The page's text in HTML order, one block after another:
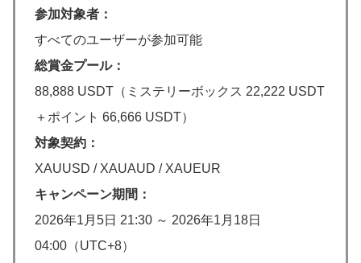
参加対象者：
すべてのユーザーが参加可能
総賞金プール：
88,888 USDT（ミステリーボックス 22,222 USDT
＋ポイント 66,666 USDT）
対象契約：
XAUUSD / XAUAUD / XAUEUR
キャンペーン期間：
2026年1月5日 21:30 ～ 2026年1月18日
04:00（UTC+8）